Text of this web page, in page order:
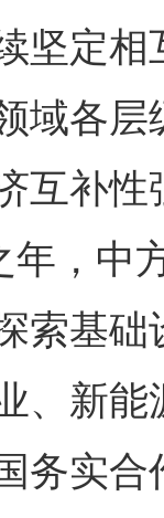
坚定
域各
互补
年，
索基
、新
务实